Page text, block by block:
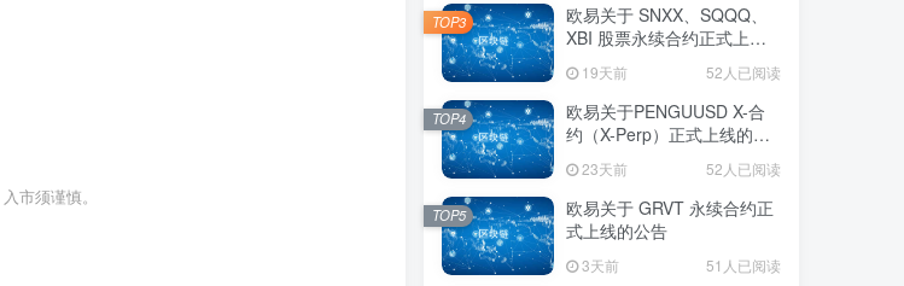
市须谨慎。
欧易关于 SNXX、SQQQ、
XBI 股票永续合约正式上线
19天前 52人已阅读
TOP3
欧易关于PENGUUSD X-合
约（X-Perp）正式上线的公
23天前 52人已阅读
TOP4
欧易关于 GRVT 永续合约正
式上线的公告
3天前 51人已阅读
TOP5